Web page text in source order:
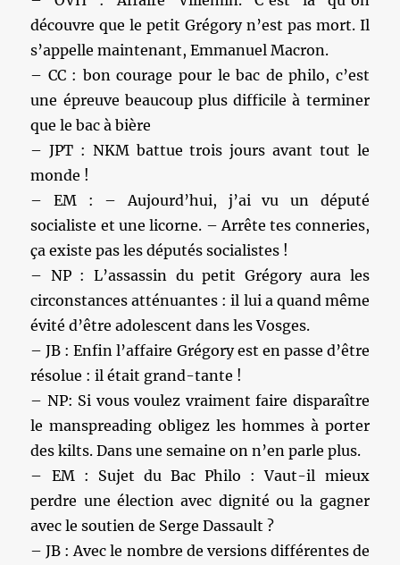
découvre que le petit Grégory n’est pas mort. Il
s’appelle maintenant, Emmanuel Macron.
– CC : bon courage pour le bac de philo, c’est
une épreuve beaucoup plus difficile à terminer
que le bac à bière
– JPT : NKM battue trois jours avant tout le
monde !
– EM : – Aujourd’hui, j’ai vu un député
socialiste et une licorne. – Arrête tes conneries,
ça existe pas les députés socialistes !
– NP : L’assassin du petit Grégory aura les
circonstances atténuantes : il lui a quand même
évité d’être adolescent dans les Vosges.
– JB : Enfin l’affaire Grégory est en passe d’être
résolue : il était grand-tante !
– NP: Si vous voulez vraiment faire disparaître
le manspreading obligez les hommes à porter
des kilts. Dans une semaine on n’en parle plus.
– EM : Sujet du Bac Philo : Vaut-il mieux
perdre une élection avec dignité ou la gagner
avec le soutien de Serge Dassault ?
– JB : Avec le nombre de versions différentes de